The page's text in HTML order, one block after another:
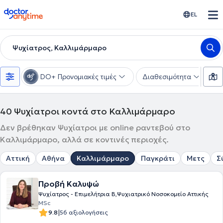
doctoranytime EL
Ψυχίατρος, Καλλιμάρμαρο
DO+ Προνομιακές τιμές Διαθεσιμότητα
40 Ψυχίατροι κοντά στο Καλλιμάρμαρο
Δεν βρέθηκαν Ψυχίατροι με online ραντεβού στο
Καλλιμάρμαρο, αλλά σε κοντινές περιοχές.
Αττική Αθήνα Καλλιμάρμαρο Παγκράτι Μετς
Προβή Καλυψώ
Ψυχίατρος - Επιμελήτρια Β,Ψυχιατρικό Νοσοκομείο Αττικής
MSc
9.8|56 αξιολογήσεις